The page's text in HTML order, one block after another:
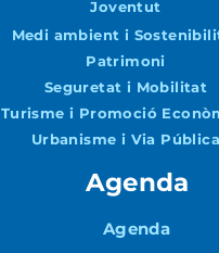
Joventut
Medi ambient i
Patrimoni
Seguretat i Mobilitat
Turisme i Promoció
Urbanisme i Via Pública
Agenda
Agenda